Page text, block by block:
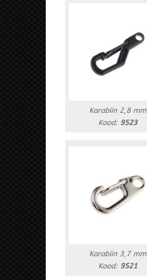
Karabiin 2,8 mm
Kood: 9523
Karabiin 3,7 mm
Kood: 9521